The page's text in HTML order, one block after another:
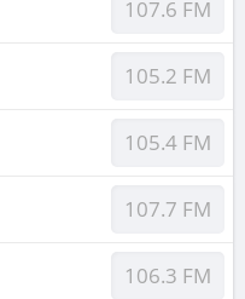
107.6 FM
105.2 FM
105.4 FM
107.7 FM
106.3 FM